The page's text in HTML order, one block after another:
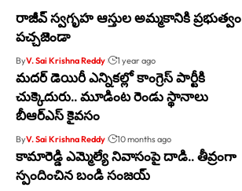
రాజీవ్ స్వగృహ ఆస్తుల అమ్మకానికి ప్రభుత్వం
పచ్చజెండా
ByV. Sai Krishna Reddy 1 year ago
మదర్ డెయిరీ ఎన్నికల్లో కాంగ్రెస్ పార్టీకి
చుక్కెదురు.. మూడింట రెండు స్థానాలు
బీఆర్ఎస్ కైవసం
ByV. Sai Krishna Reddy 10 months ago
కామారెడ్డి ఎమ్మెల్యే నివాసంపై దాడి.. తీవ్రంగా
స్పందించిన బండి సంజయ్